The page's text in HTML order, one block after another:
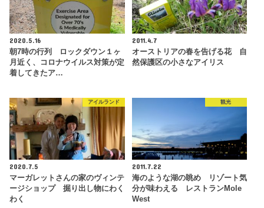
2020.5.16
朝7時の行列 ロックダウン１ヶ
月近く、コロナウイルス対策が定
着してきたア…
2011.4.7
オーストリアの春を告げる花 自
然保護区の小さなアイリス
アイルランド
2020.7.5
マーガレットさんの家のヴィンテ
ージショップ 掘り出し物にわく
わく
観光
2011.7.22
海のような湖の眺め リゾート気
分が味わえる レストランMole
West